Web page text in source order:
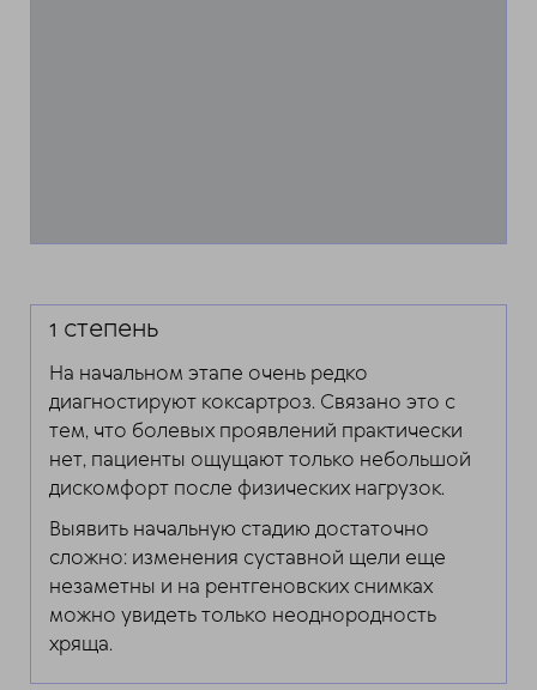
1 степень
На начальном этапе очень редко
диагностируют коксартроз. Связано это с
тем, что болевых проявлений практически
нет, пациенты ощущают только небольшой
дискомфорт после физических нагрузок.
Выявить начальную стадию достаточно
сложно: изменения суставной щели еще
незаметны и на рентгеновских снимках
можно увидеть только неоднородность
хряща.